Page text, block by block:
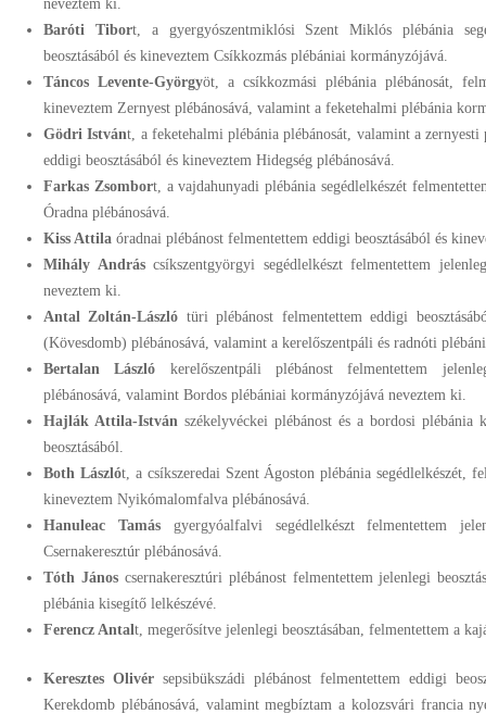
neveztem ki.
Baróti Tibort, a gyergyószentmiklósi Szent Miklós plébánia
beosztásából és kineveztem Csíkkozmás plébániai kormányzójává.
Táncos Levente-Györgyöt, a csíkkozmási plébánia plébánosát,
kineveztem Zernyest plébánosává, valamint a feketehalmi plébánia
Gödri Istvánt, a feketehalmi plébánia plébánosát, valamint a
eddigi beosztásából és kineveztem Hidegség plébánosává.
Farkas Zsombort, a vajdahunyadi plébánia segédlelkészét
Óradna plébánosává.
Kiss Attila óradnai plébánost felmentettem eddigi beosztásából és
Mihály Andráscsíkszentgyörgyi segédlelkészt felmentettem
neveztem ki.
Antal Zoltán-László türi plébánost felmentettem eddigi
(Kövesdomb) plébánosává, valamint a kerelőszentpáli és radnóti
Bertalan László kerelőszentpáli plébánost felmentettem
plébánosává, valamint Bordos plébániai kormányzójává neveztem ki.
Hajlák Attila-Istvánszékelyvéckei plébánost és a bordosi plébánia
beosztásából.
Both Lászlót, a csíkszeredai Szent Ágoston plébánia segédlelkészét,
kineveztem Nyikómalomfalva plébánosává.
Hanuleac Tamásgyergyóalfalvi segédlelkészt felmentettem
Csernakeresztúr plébánosává.
Tóth Jánoscsernakeresztúri plébánost felmentettem jelenlegi
plébánia kisegítő lelkészévé.
Ferencz Antalt, megerősítve jelenlegi beosztásában, felmentettem a
Keresztes Olivérsepsibükszádi plébánost felmentettem eddigi
Kerekdomb plébánosává, valamint megbíztam a kolozsvári francia